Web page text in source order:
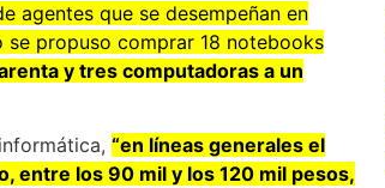
agentes que se desempeñan en
se propuso comprar 18 notebooks
y tres computadoras a un
“en líneas generales el
entre los 90 mil y los 120 mil pesos,